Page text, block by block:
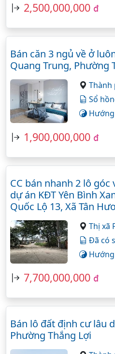
2,500,000,000 đ
Bán căn 3 ngủ về ở
Quang Trung, Phường
Thành
Sổ hồng
1,900,000,000 đ
CC bán nhanh 2 lô
dự án KĐT Yên Bình
Quốc Lộ 13, Xã Tân
Thị xã
Đã có
7,700,000,000 đ
Bán lô đất định cư lâu
Phường Thắng Lợi